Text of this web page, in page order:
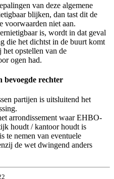
van deze algemene
blijken, dan tast dit de
voorwaarden niet aan.
is, wordt in dat geval
die het dichtst in de buurt komt
opstellen van de
ogen had.
bevoegde rechter
partijen is uitsluitend het
arrondissement waar EHBO-
houdt / kantoor houdt is
te nemen van eventuele
de wet dwingend anders